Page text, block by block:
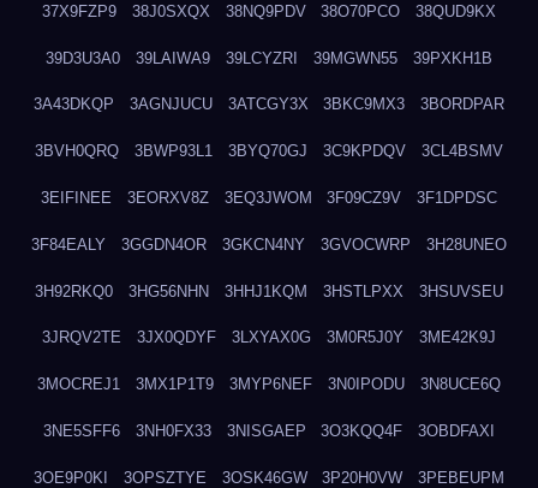
37X9FZP9 38J0SXQX 38NQ9PDV 38O70PCO 38QUD9KX
39D3U3A0 39LAIWA9 39LCYZRI 39MGWN55 39PXKH1B
3A43DKQP 3AGNJUCU 3ATCGY3X 3BKC9MX3 3BORDPAR
3BVH0QRQ 3BWP93L1 3BYQ70GJ 3C9KPDQV 3CL4BSMV
3EIFINEE 3EORXV8Z 3EQ3JWOM 3F09CZ9V 3F1DPDSC
3F84EALY 3GGDN4OR 3GKCN4NY 3GVOCWRP 3H28UNEO
3H92RKQ0 3HG56NHN 3HHJ1KQM 3HSTLPXX 3HSUVSEU
3JRQV2TE 3JX0QDYF 3LXYAX0G 3M0R5J0Y 3ME42K9J
3MOCREJ1 3MX1P1T9 3MYP6NEF 3N0IPODU 3N8UCE6Q
3NE5SFF6 3NH0FX33 3NISGAEP 3O3KQQ4F 3OBDFAXI
3OE9P0KI 3OPSZTYE 3OSK46GW 3P20H0VW 3PEBEUPM